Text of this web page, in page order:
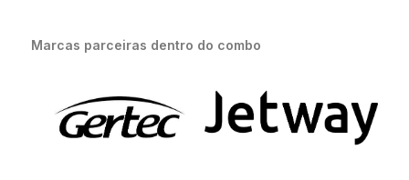
Marcas parceiras dentro do combo